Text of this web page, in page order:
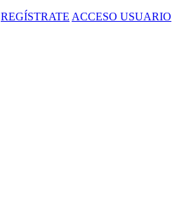
REGÍSTRATE ACCESO USUARIO